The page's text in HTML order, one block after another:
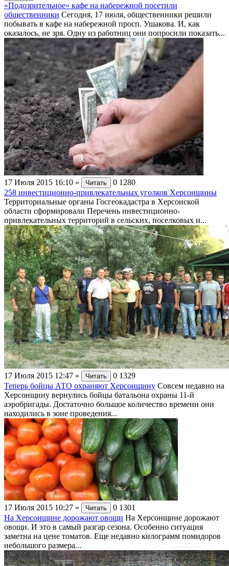
«Подозрительное» кафе на набережной посетили
общественники Сегодня, 17 июля, общественники решили
побывать в кафе на набережной просп. Ушакова. И, как
оказалось, не зря. Одну из работниц они попросили показать...
17 Июля 2015 16:10 » Читать 0 1280
258 инвестиционно-привлекательных уголков Херсонщины
Территориальные органы Госгеокадастра в Херсонской
области сформировали Перечень инвестиционно-
привлекательных территорий в сельских, поселковых и...
17 Июля 2015 12:47 » Читать 0 1329
Теперь бойцы АТО охраняют Херсонщину Совсем недавно на
Херсонщину вернулись бойцы батальона охраны 11-й
аэробригады. Достаточно большое количество времени они
находились в зоне проведения...
17 Июля 2015 10:27 » Читать 0 1301
На Херсонщине дорожают овощи На Херсонщине дорожают
овощи. И это в самый разгар сезона. Особенно ситуация
заметна на цене томатов. Еще недавно килограмм помидоров
небольшого размера...